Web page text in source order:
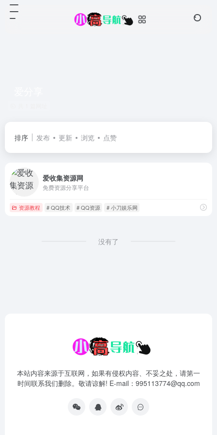
排序 发布 更新 浏览 点赞
爱收集资源网
免费资源分享平台
资源教程 # QQ技术 # QQ资源 # 小刀娱乐网
没有了
本站内容来源于互联网，如果有侵权内容、不妥之处，请第一
时间联系我们删除。敬请谅解! E-mail：995113774@qq.com